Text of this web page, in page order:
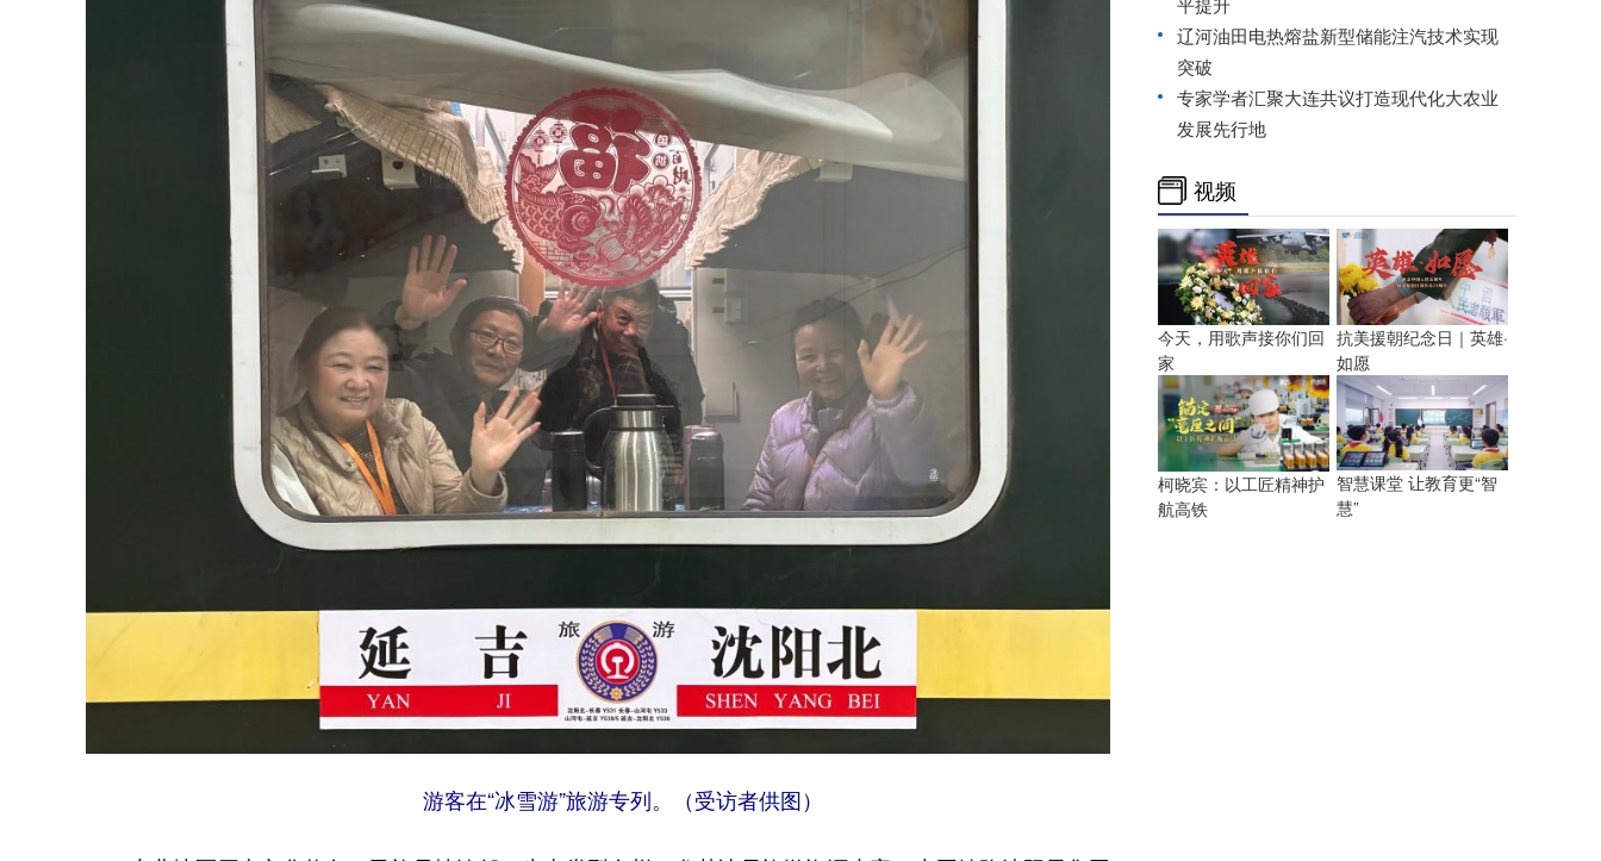
游客在“冰雪游”旅游专列。（受访者供图）
辽河油田电热熔盐新型储能注汽技术实现
突破
专家学者汇聚大连共议打造现代化大农业
发展先行地
视频
今天，用歌声接你们回
家
抗美援朝纪念日｜英雄·
如愿
柯晓宾：以工匠精神护
航高铁
智慧课堂 让教育更“智
慧”